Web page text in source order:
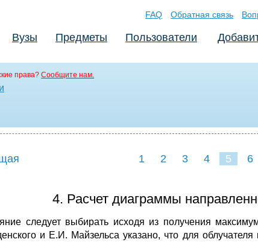
FAQ Обратная связь
Вузы Предметы Пользователи
права? Сообщите нам.
1 2 3 4 5 6
4. Расчет диаграммы
следует выбирать исходя из получения
и Е.И. Майзельса указано, что для